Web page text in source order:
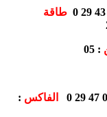
طاقة
: 05
الفاكس :